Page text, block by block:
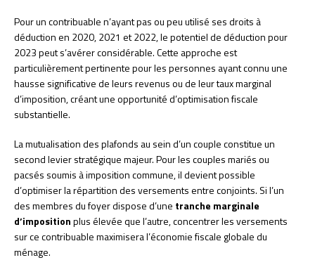
Pour un contribuable n’ayant pas ou peu utilisé ses droits à
déduction en 2020, 2021 et 2022, le potentiel de déduction pour
2023 peut s’avérer considérable. Cette approche est
particulièrement pertinente pour les personnes ayant connu une
hausse significative de leurs revenus ou de leur taux marginal
d’imposition, créant une opportunité d’optimisation fiscale
substantielle.
La mutualisation des plafonds au sein d’un couple constitue un
second levier stratégique majeur. Pour les couples mariés ou
pacsés soumis à imposition commune, il devient possible
d’optimiser la répartition des versements entre conjoints. Si l’un
des membres du foyer dispose d’une tranche marginale
d’impositionplus élevée que l’autre, concentrer les versements
sur ce contribuable maximisera l’économie fiscale globale du
ménage.